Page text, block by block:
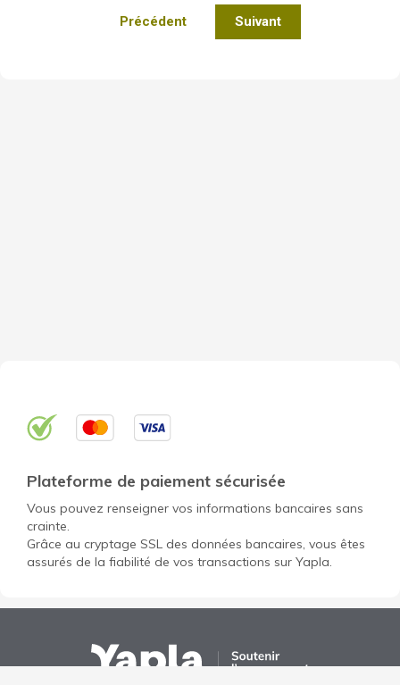
Précédent
Plateforme de paiement sécurisée
Vous pouvez renseigner vos informations bancaires sans
crainte.
Grâce au cryptage SSL des données bancaires, vous êtes
assurés de la fiabilité de vos transactions sur Yapla.